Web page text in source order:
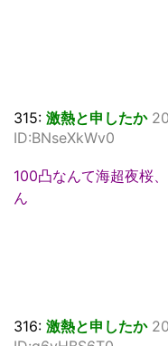
315: 激熱と申したか
ID:BNseXkWv0
100凸なんて海超夜桜
ん
316: 激熱と申したか